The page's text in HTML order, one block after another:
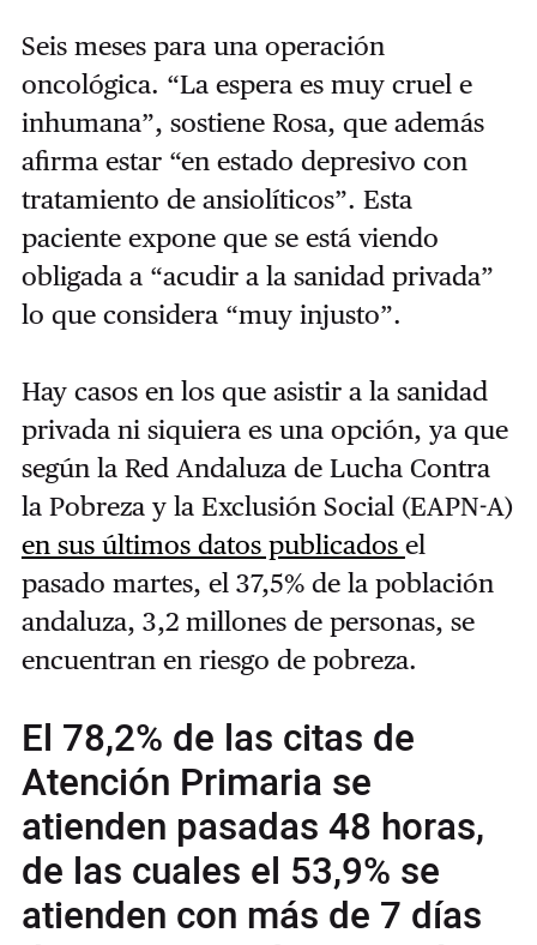
Seis meses para una operación
oncológica. “La espera es muy cruel e
inhumana”, sostiene Rosa, que además
afirma estar “en estado depresivo con
tratamiento de ansiolíticos”. Esta
paciente expone que se está viendo
obligada a “acudir a la sanidad privada”
lo que considera “muy injusto”.
Hay casos en los que asistir a la sanidad
privada ni siquiera es una opción, ya que
según la Red Andaluza de Lucha Contra
la Pobreza y la Exclusión Social (EAPN-A)
en sus últimos datos publicados el
pasado martes, el 37,5% de la población
andaluza, 3,2 millones de personas, se
encuentran en riesgo de pobreza.
El 78,2% de las citas de
Atención Primaria se
atienden pasadas 48 horas,
de las cuales el 53,9% se
atienden con más de 7 días